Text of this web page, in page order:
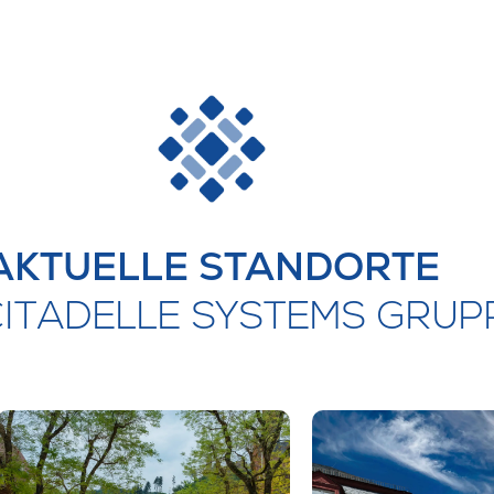
STANDORTE
SYSTEMS